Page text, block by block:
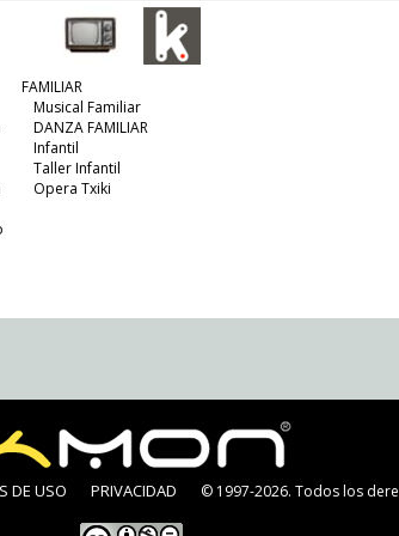
FAMILIAR
Musical Familiar
DANZA FAMILIAR
Infantil
Taller Infantil
Opera Txiki
DE USO PRIVACIDAD © 1997-2026. Todos los